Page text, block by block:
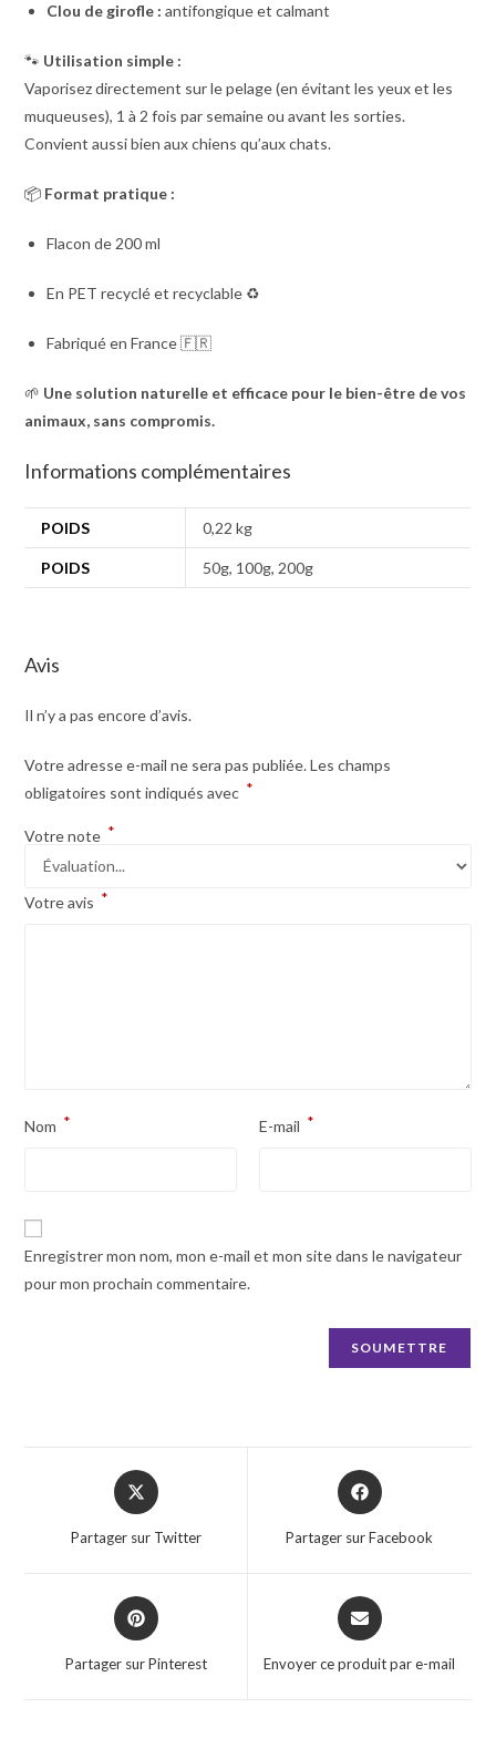
Clou de girofle : antifongique et calmant
🐾 Utilisation simple :
Vaporisez directement sur le pelage (en évitant les yeux et les
muqueuses), 1 à 2 fois par semaine ou avant les sorties.
Convient aussi bien aux chiens qu’aux chats.
📦 Format pratique :
Flacon de 200 ml
En PET recyclé et recyclable ♻️
Fabriqué en France 🇫🇷
🌱 Une solution naturelle et efficace pour le bien-être de vos
animaux, sans compromis.
Informations complémentaires
POIDS 0,22 kg
POIDS 50g, 100g, 200g
Avis
Il n’y a pas encore d’avis.
Votre adresse e-mail ne sera pas publiée. Les champs
obligatoires sont indiqués avec *
Votre note *
Votre avis *
Nom * E-mail *
Enregistrer mon nom, mon e-mail et mon site dans le navigateur
pour mon prochain commentaire.
Opens
in
new
Partager sur Twitter
Opens
in
Partager sur Facebook
Opens
in
Partager sur Pinterest
Opens
in
new
Envoyer ce produit par e-mail